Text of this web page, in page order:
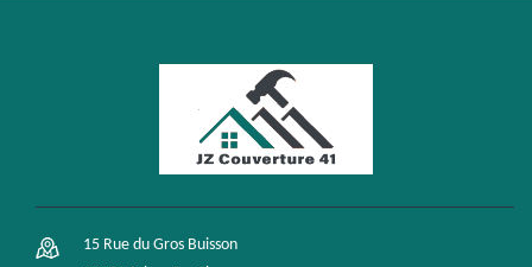
15 Rue du Gros Buisson